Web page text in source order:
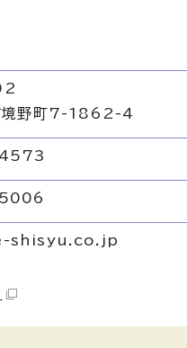
境野町7-1862-4
shisyu.co.jp